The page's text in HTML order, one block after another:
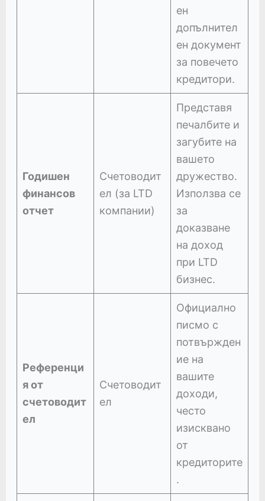
ен
допълнител
ен документ
за повечето
кредитори.
Годишен
финансов
отчет
Счетоводит
ел (за LTD
компании)
Представя
печалбите и
загубите на
вашето
дружество.
Използва се
за
доказване
на доход
при LTD
бизнес.
Референци
я от
счетоводит
ел
Счетоводит
ел
Официално
писмо с
потвържден
ие на
вашите
доходи,
често
изисквано
от
кредиторите
.